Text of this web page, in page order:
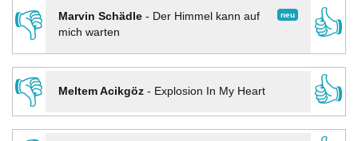
👎 neu
Marvin Schädle- Der Himmel kann auf
mich warten
👍
👎
Meltem Acikgöz- Explosion In My Heart
👍